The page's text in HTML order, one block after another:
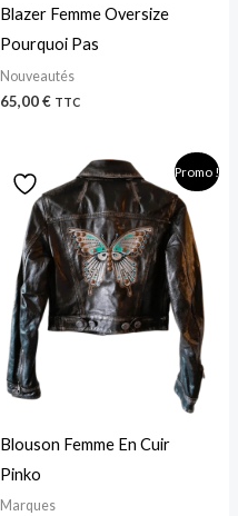
Blazer Femme Oversize
Pourquoi Pas
Nouveautés
65,00€ TTC
Promo !
Blouson Femme En Cuir
Pinko
Marques
prix
initial
était :
675,00 €.
Le
prix
actuel
est :
299,00 €.